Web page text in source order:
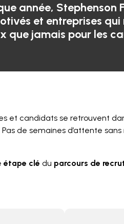
année, Stephenson
et entreprises qui
que jamais pour les
et candidats se retrouvent
de semaines d’attente sans
étape clé du parcours de